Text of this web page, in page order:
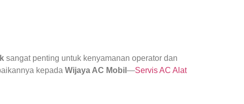
sangat penting untuk kenyamanan operator dan
kepada Wijaya AC Mobil —Servis AC Alat